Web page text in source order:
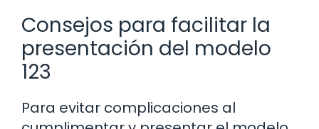
Consejos para facilitar la
presentación del modelo
123
Para evitar complicaciones al